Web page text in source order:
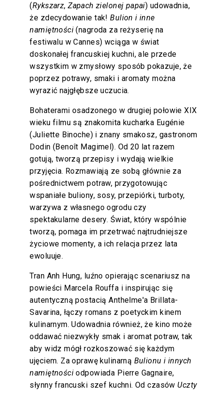
(Rykszarz,Zapach zielonej papai) udowadnia,
że zdecydowanie tak!Bulion i inne
namiętności (nagroda za reżyserię na
festiwalu w Cannes) wciąga w świat
doskonałej francuskiej kuchni, ale przede
wszystkim w zmysłowy sposób pokazuje, że
poprzez potrawy, smaki i aromaty można
wyrazić najgłębsze uczucia.
Bohaterami osadzonego w drugiej połowie XIX
wieku filmu są znakomita kucharka Eugénie
(Juliette Binoche) i znany smakosz, gastronom
Dodin (Benoît Magimel). Od 20 lat razem
gotują, tworzą przepisy i wydają wielkie
przyjęcia. Rozmawiają ze sobą głównie za
pośrednictwem potraw, przygotowując
wspaniałe buliony, sosy, przepiórki, turboty,
warzywa z własnego ogrodu czy
spektakularne desery. Świat, który wspólnie
tworzą, pomaga im przetrwać najtrudniejsze
życiowe momenty, a ich relacja przez lata
ewoluuje.
Tran Anh Hung, luźno opierając scenariusz na
powieści Marcela Rouffa i inspirując się
autentyczną postacią Anthelme'a Brillata-
Savarina, łączy romans z poetyckim kinem
kulinarnym. Udowadnia również, że kino może
oddawać niezwykły smak i aromat potraw, tak
aby widz mógł rozkoszować się każdym
ujęciem. Za oprawę kulinarną Bulionu i innych
namiętności odpowiada Pierre Gagnaire,
słynny francuski szef kuchni. Od czasów Uczty